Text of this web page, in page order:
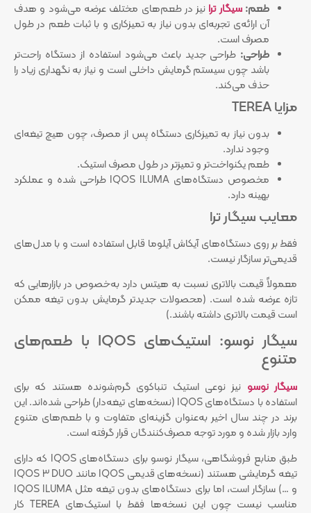
طعم:سیگار ترا نیز در طعم‌های مختلف عرضه می‌شود و هدف
آن ارائه‌ی تجربه‌ای بدون نیاز به تمیزکاری و با ثبات طعم در طول
مصرف است.
طراحی: طراحی جدید باعث می‌شود استفاده از دستگاه راحت‌تر
باشد چون سیستم گرمایش داخلی است و نیاز به نگهداری زیاد را
حذف می‌کند.
مزایا TEREA
بدون نیاز به تمیزکاری دستگاه پس از مصرف، چون هیچ تیغه‌ای
وجود ندارد.
طعم یکنواخت‌تر و تمیزتر در طول مصرف استیک.
مخصوص دستگاه‌های IQOS ILUMA طراحی شده و عملکرد
بهینه دارد.
معایب سیگار ترا
فقط بر روی دستگاه‌های آیکاش آیلوما قابل استفاده است و با مدل‌های
قدیمی‌تر سازگار نیست.
معمولاً قیمت بالاتری نسبت به هیتس دارد به‌خصوص در بازارهایی که
تازه عرضه شده است. (محصولات جدیدتر گرمایش بدون تیغه ممکن
است قیمت بالاتری داشته باشند.)
سیگار نوسو: استیک‌های IQOS با طعم‌های
متنوع
سیگار نوسو نیز نوعی استیک تنباکوی گرم‌شونده هستند که برای
استفاده با دستگاه‌های IQOS (نسخه‌های تیغه‌دار) طراحی شده‌اند. این
برند در چند سال اخیر به‌عنوان گزینه‌ای متفاوت و با طعم‌های متنوع
وارد بازار شده و مورد توجه مصرف‌کنندگان قرار گرفته است.
طبق منابع فروشگاهی، سیگار نوسو برای دستگاه‌های IQOS که دارای
تیغه گرمایشی هستند (نسخه‌های قدیمی IQOS مانند IQOS 3 DUO
و …) سازگار است، اما برای دستگاه‌های بدون تیغه مثل IQOS ILUMA
مناسب نیست چون این نسخه‌ها فقط با استیک‌های TEREA کار